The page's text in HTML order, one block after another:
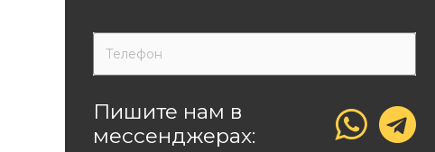
Пишите нам в
мессенджерах: